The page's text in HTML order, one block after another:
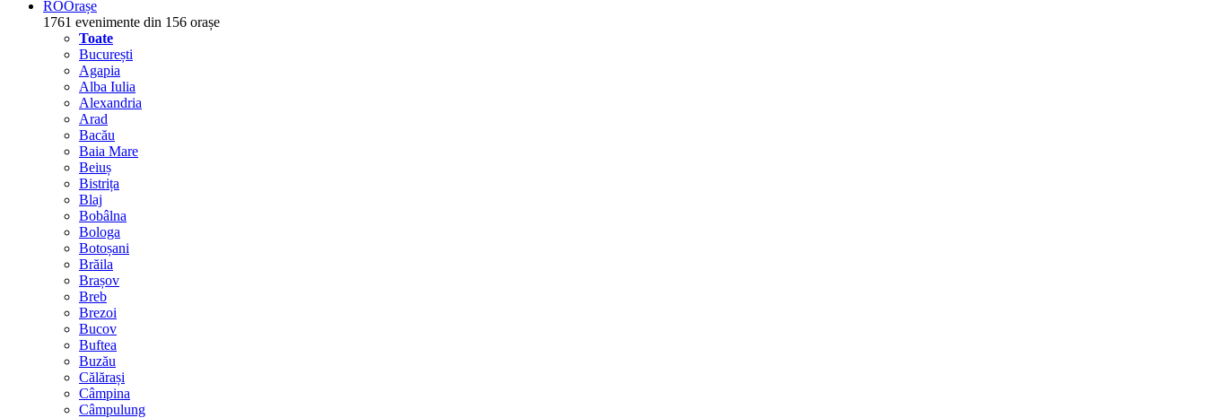
ROOrașe
1761 evenimente din 156 orașe
Toate
București
Agapia
Alba Iulia
Alexandria
Arad
Bacău
Baia Mare
Beiuș
Bistrița
Blaj
Bobâlna
Bologa
Botoșani
Brăila
Brașov
Breb
Brezoi
Bucov
Buftea
Buzău
Călărași
Câmpina
Câmpulung